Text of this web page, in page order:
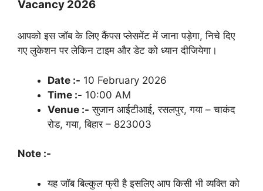
Vacancy 2026
आपको इस जॉब के लिए कैंपस प्लेसमेंट में जाना पड़ेगा, निचे दिए
गए लुकेशन पर लेकिन टाइम और डेट को ध्यान दीजियेगा।
Date :- 10 February 2026
Time :- 10:00 AM
Venue :- सुजान आईटीआई, रसलपुर, गया – चाकंद
रोड, गया, बिहार – 823003
Note :-
यह जॉब बिल्कुल फ्री है इसलिए आप किसी भी व्यक्ति को